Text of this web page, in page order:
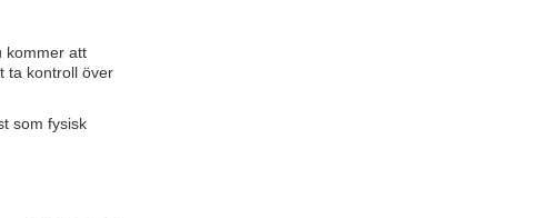
kommer att
ta kontroll över
som fysisk